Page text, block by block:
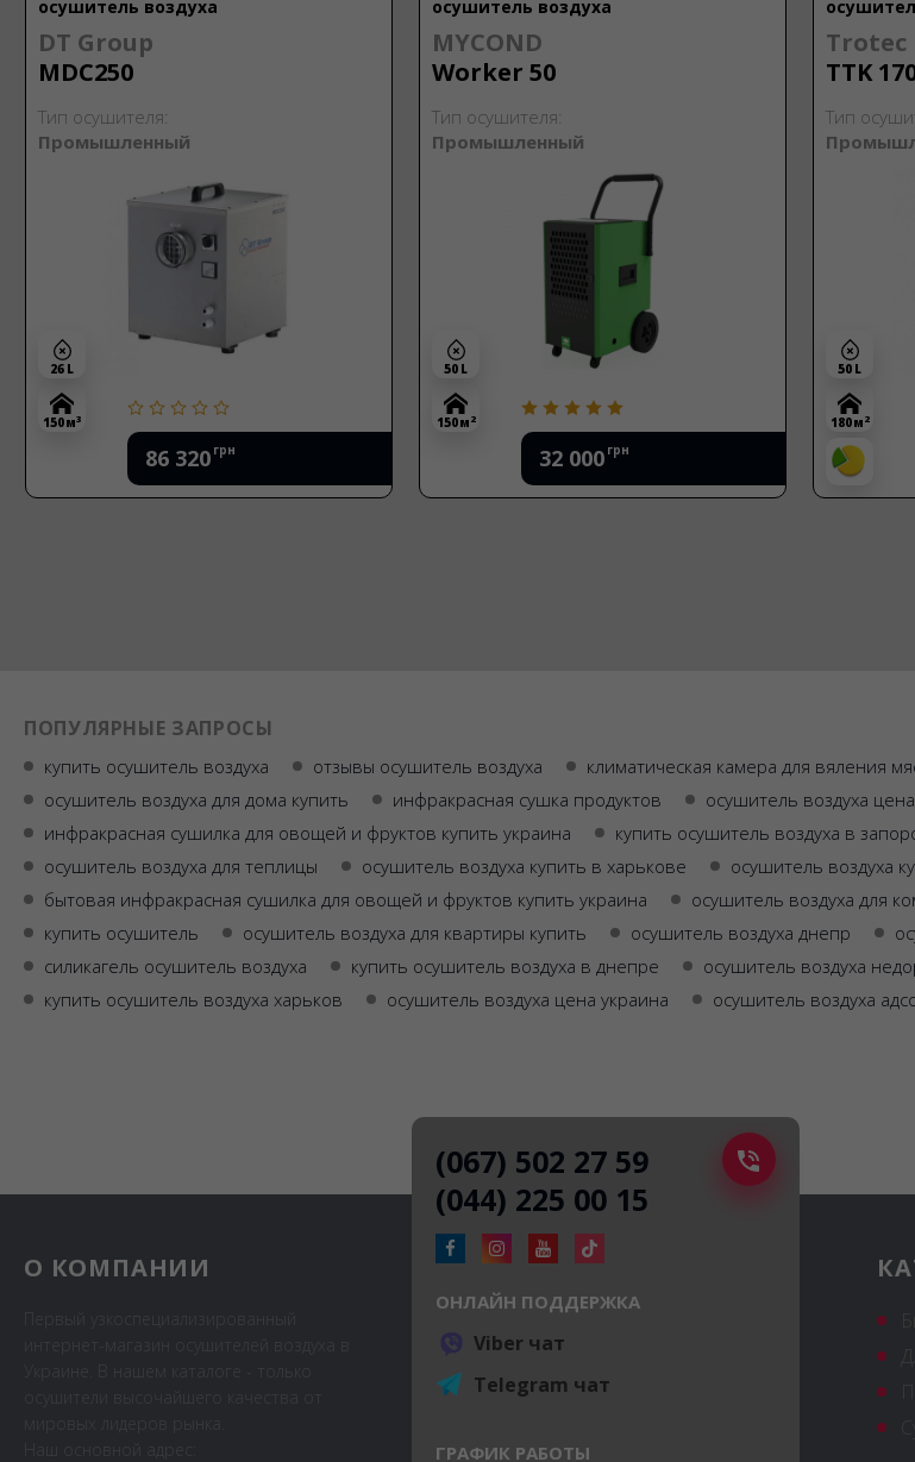
осушитель воздуха
DT Group
MDC250
Тип осушителя:
Промышленный
86 320 грн
26 L
150 м3
осушитель воздуха
MYCOND
Worker 50
Тип осушителя:
Промышленный
32 000 грн
50 L
150 м 2
Trotec
TTK
Тип
50 L
180 м 2
ПОПУЛЯРНЫЕ ЗАПРОСЫ
купить осушитель воздуха отзывы осушитель воздуха климатическая камера для вяления
осушитель воздуха для дома купить
инфракрасная сушка продуктов осушитель воздуха
инфракрасная сушилка для овощей и фруктов купить украина
купить осушитель воздуха в
осушитель воздуха для теплицы
осушитель воздуха купить в харькове осушитель воздуха
бытовая инфракрасная сушилка для овощей и фруктов купить украина
осушитель воздуха для
купить осушитель
осушитель воздуха для квартиры купить осушитель воздуха днепр
силикагель осушитель воздуха
купить осушитель воздуха в днепре осушитель воздуха
купить осушитель воздуха харьков
осушитель воздуха цена украина осушитель воздуха
О КОМПАНИИ
(067) 502 27 59
(044) 225 00 15
ОНЛАЙН ПОДДЕРЖКА
Viber чат
Telegram чат
ГРАФИК РАБОТЫ